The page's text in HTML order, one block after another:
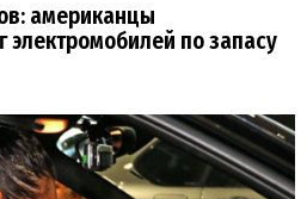
американцы
электромобилей по запасу